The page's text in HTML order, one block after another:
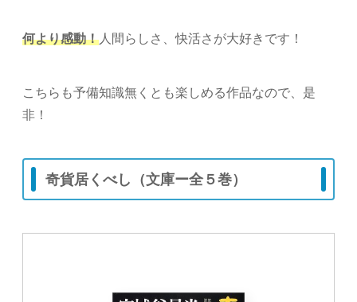
何より感動！ 人間らしさ、快活さが大好きです！
こちらも予備知識無くとも楽しめる作品なので、是
非！
奇貨居くべし（文庫ー全５巻）